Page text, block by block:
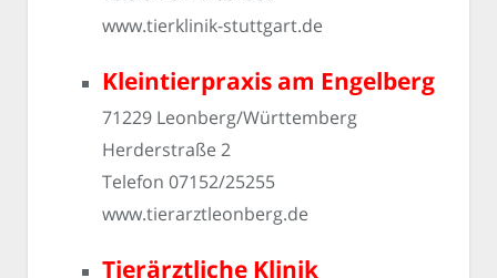
www.tierklinik-stuttgart.de
Kleintierpraxis am Engelberg
71229 Leonberg/Württemberg
Herderstraße 2
Telefon 07152/25255
www.tierarztleonberg.de
Tierärztliche Klinik